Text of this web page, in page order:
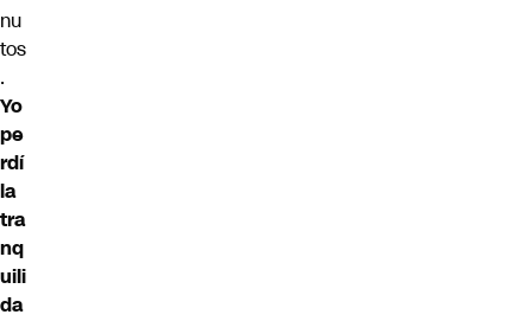
nu
tos
.
Yo
pe
rdí
la
tra
nq
uili
da